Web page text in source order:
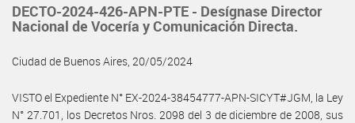
DECTO-2024-426-APN-PTE - Desígnase Director
Nacional de Vocería y Comunicación Directa.
Ciudad de Buenos Aires, 20/05/2024
VISTO el Expediente N° EX-2024-38454777-APN-SICYT#JGM, la Ley
N° 27.701, los Decretos Nros. 2098 del 3 de diciembre de 2008, sus